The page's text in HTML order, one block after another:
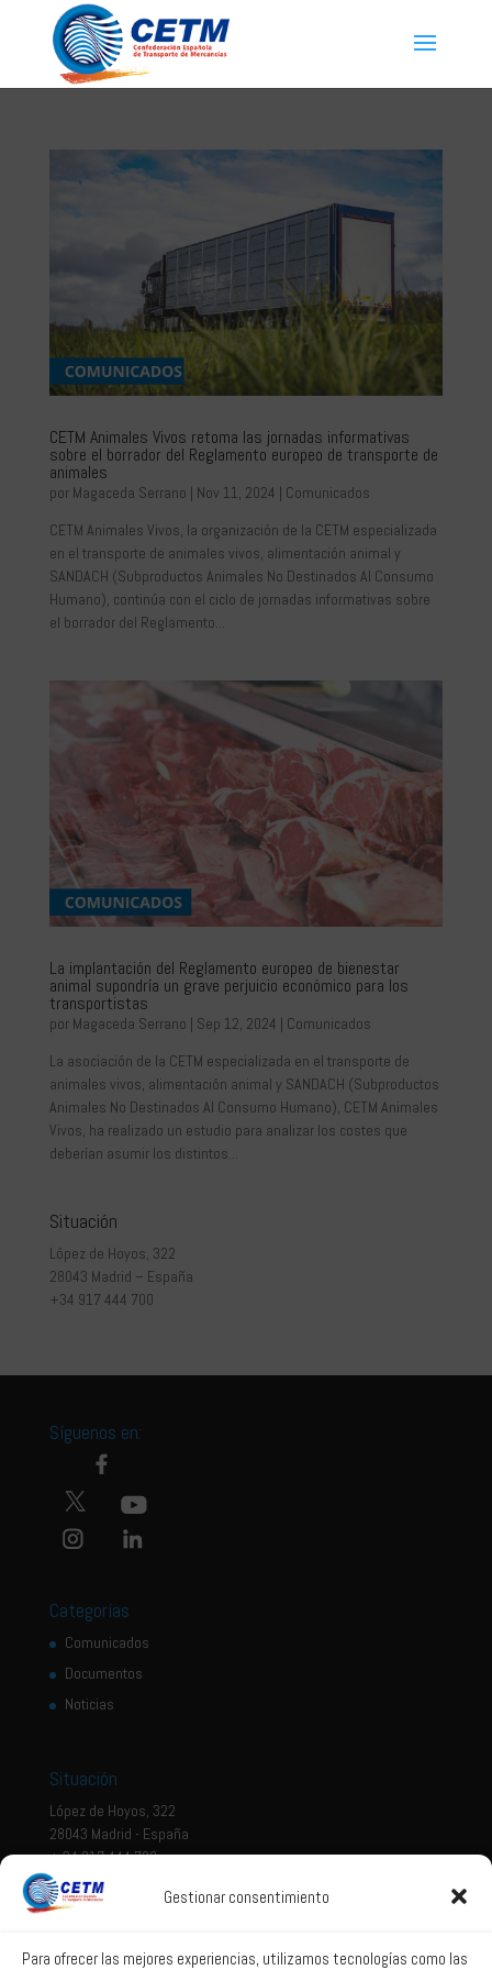
Gestionar consentimiento
Para ofrecer las mejores experiencias, utilizamos tecnologías como las
CETM Animales Vivos retoma las jornadas informativas
sobre el borrador del Reglamento europeo de transporte de
animales
por Magaceda Serrano | Nov 11, 2024 | Comunicados
CETM Animales Vivos, la organización de la CETM especializada
en el transporte de animales vivos, alimentación animal y
SANDACH (Subproductos Animales No Destinados Al Consumo
Humano), continúa con el ciclo de jornadas informativas sobre
el borrador del Reglamento...
La implantación del Reglamento europeo de bienestar
animal supondría un grave perjuicio económico para los
transportistas
por Magaceda Serrano | Sep 12, 2024 | Comunicados
La asociación de la CETM especializada en el transporte de
animales vivos, alimentación animal y SANDACH (Subproductos
Animales No Destinados Al Consumo Humano), CETM Animales
Vivos, ha realizado un estudio para analizar los costes que
deberían asumir los distintos...
Situación
López de Hoyos, 322
28043 Madrid – España
+34 917 444 700
Síguenos en:
Categorías
Comunicados
Documentos
Noticias
Situación
López de Hoyos, 322
28043 Madrid - España
+ 34 917 444 700
Aviso legal